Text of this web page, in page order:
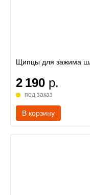
Щипцы для зажима
2 190 р.
под заказ
В корзину